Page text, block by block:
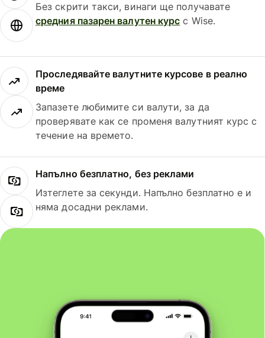
Без скрити такси, винаги ще получавате
средния пазарен валутен курс с Wise.
Проследявайте валутните курсове в реално
време
Запазете любимите си валути, за да
проверявате как се променя валутният курс с
течение на времето.
Напълно безплатно, без реклами
Изтеглете за секунди. Напълно безплатно е и
няма досадни реклами.